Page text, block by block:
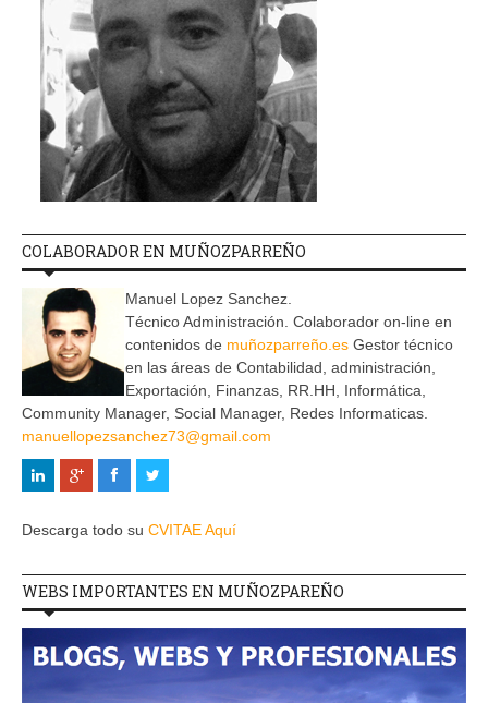
COLABORADOR EN MUÑOZPARREÑO
Manuel Lopez Sanchez.
Técnico Administración. Colaborador on-line en
contenidos de muñozparreño.es Gestor técnico
en las áreas de Contabilidad, administración,
Exportación, Finanzas, RR.HH, Informática,
Community Manager, Social Manager, Redes Informaticas.
manuellopezsanchez73@gmail.com
Descarga todo su CVITAE Aquí
WEBS IMPORTANTES EN MUÑOZPAREÑO